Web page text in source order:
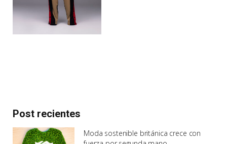
Post recientes
Moda sostenible británica crece con